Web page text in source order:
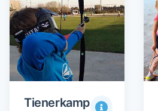
Tienerkamp